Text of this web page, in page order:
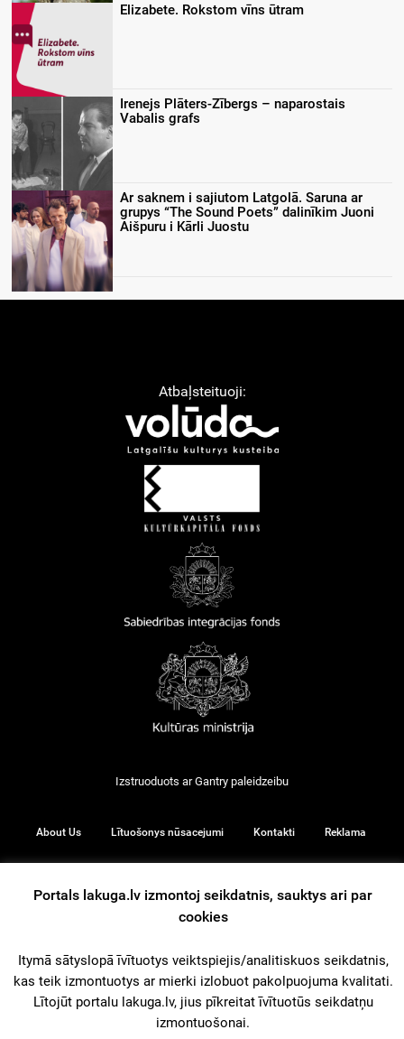
Elizabete. Rokstom vīns ūtram
Irenejs Plāters-Zībergs – naparostais
Vabalis grafs
Ar saknem i sajiutom Latgolā. Saruna ar
grupys “The Sound Poets” dalinīkim Juoni
Aišpuru i Kārli Juostu
Atbaļsteituoji:
Izstruoduots arGantry paleidzeibu
About Us Lītuošonys nūsacejumi Kontakti Reklama
© 2026
iz augšu
Portals lakuga.lv izmontoj seikdatnis, sauktys ari par
cookies
Itymā sātyslopā īvītuotys veiktspiejis/analitiskuos seikdatnis,
kas teik izmontuotys ar mierki izlobuot pakolpuojuma kvalitati.
Lītojūt portalu lakuga.lv, jius pīkreitat īvītuotūs seikdatņu
izmontuošonai.